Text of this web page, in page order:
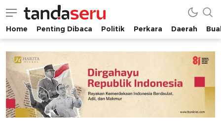
tandaseru.com | Penting Dibaca
tandaseru.com
Home Penting Dibaca Politik Perkara Daerah